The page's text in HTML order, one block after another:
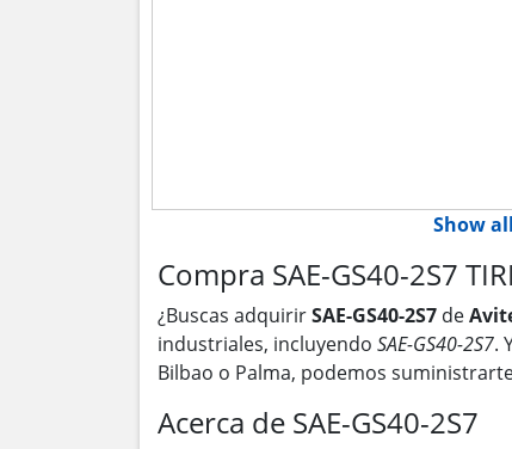
Show
Compra SAE-GS40-2S7
¿Buscas adquirirSAE-GS40-2S7 de
industriales, incluyendo SAE-GS40-2S7.
Bilbao o Palma, podemos
Acerca de SAE-GS40-2S7